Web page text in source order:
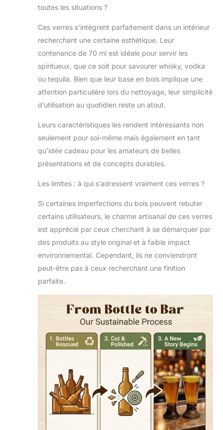
toutes les situations ?
Ces verres s’intègrent parfaitement dans un intérieur
recherchant une certaine esthétique. Leur
contenance de 70 ml est idéale pour servir les
spiritueux, que ce soit pour savourer whisky, vodka
ou tequila. Bien que leur base en bois implique une
attention particulière lors du nettoyage, leur simplicité
d’utilisation au quotidien reste un atout.
Leurs caractéristiques les rendent intéressants non
seulement pour soi-même mais également en tant
qu’idée cadeau pour les amateurs de belles
présentations et de concepts durables.
Les limites : à qui s’adressent vraiment ces verres ?
Si certaines imperfections du bois peuvent rebuter
certains utilisateurs, le charme artisanal de ces verres
est apprécié par ceux cherchant à se démarquer par
des produits au style original et à faible impact
environnemental. Cependant, ils ne conviendront
peut-être pas à ceux recherchant une finition
parfaite.